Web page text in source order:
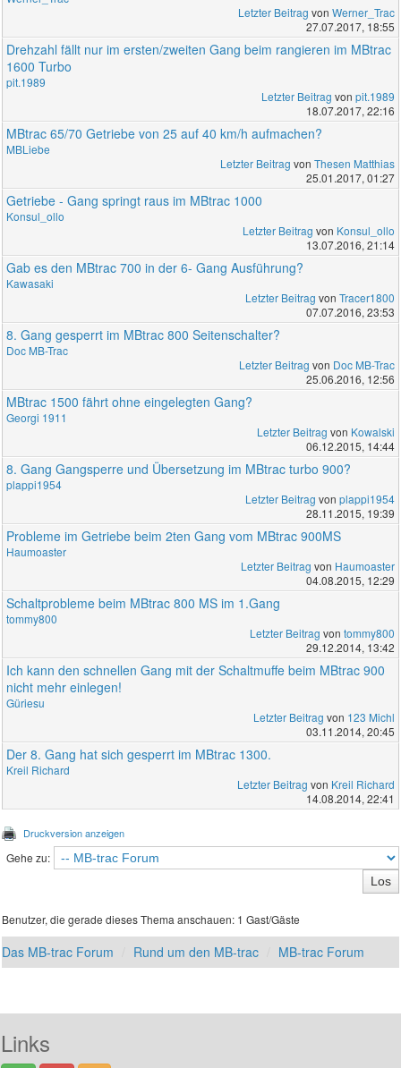
Letzter Beitrag von Werner_Trac
27.07.2017, 18:55
Drehzahl fällt nur im ersten/zweiten Gang beim rangieren im MBtrac
1600 Turbo
pit.1989
Letzter Beitrag von pit.1989
18.07.2017, 22:16
MBtrac 65/70 Getriebe von 25 auf 40 km/h aufmachen?
MBLiebe
Letzter Beitrag von Thesen Matthias
25.01.2017, 01:27
Getriebe - Gang springt raus im MBtrac 1000
Konsul_ollo
Letzter Beitrag von Konsul_ollo
13.07.2016, 21:14
Gab es den MBtrac 700 in der 6- Gang Ausführung?
Kawasaki
Letzter Beitrag von Tracer1800
07.07.2016, 23:53
8. Gang gesperrt im MBtrac 800 Seitenschalter?
Doc MB-Trac
Letzter Beitrag von Doc MB-Trac
25.06.2016, 12:56
MBtrac 1500 fährt ohne eingelegten Gang?
Georgi 1911
Letzter Beitrag von Kowalski
06.12.2015, 14:44
8. Gang Gangsperre und Übersetzung im MBtrac turbo 900?
plappi1954
Letzter Beitrag von plappi1954
28.11.2015, 19:39
Probleme im Getriebe beim 2ten Gang vom MBtrac 900MS
Haumoaster
Letzter Beitrag von Haumoaster
04.08.2015, 12:29
Schaltprobleme beim MBtrac 800 MS im 1.Gang
tommy800
Letzter Beitrag von tommy800
29.12.2014, 13:42
Ich kann den schnellen Gang mit der Schaltmuffe beim MBtrac 900
nicht mehr einlegen!
Güriesu
Letzter Beitrag von 123 Michl
03.11.2014, 20:45
Der 8. Gang hat sich gesperrt im MBtrac 1300.
Kreil Richard
Letzter Beitrag von Kreil Richard
14.08.2014, 22:41
Druckversion anzeigen
Gehe zu:
Benutzer, die gerade dieses Thema anschauen: 1 Gast/Gäste
Das MB-trac Forum Rund um den MB-trac MB-trac Forum
Links